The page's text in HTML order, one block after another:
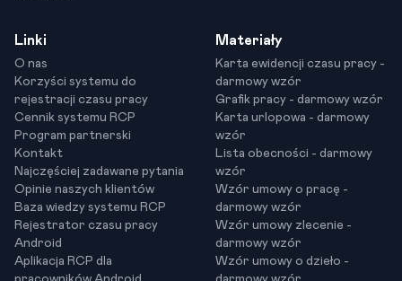
Linki
O nas
Korzyści systemu do
rejestracji czasu pracy
Cennik systemu RCP
Program partnerski
Kontakt
Najczęściej zadawane pytania
Opinie naszych klientów
Baza wiedzy systemu RCP
Rejestrator czasu pracy
Android
Aplikacja RCP dla
Materiały
Karta ewidencji czasu pracy -
darmowy wzór
Grafik pracy - darmowy wzór
Karta urlopowa - darmowy
wzór
Lista obecności - darmowy
wzór
Wzór umowy o pracę -
darmowy wzór
Wzór umowy zlecenie -
darmowy wzór
Wzór umowy o dzieło -